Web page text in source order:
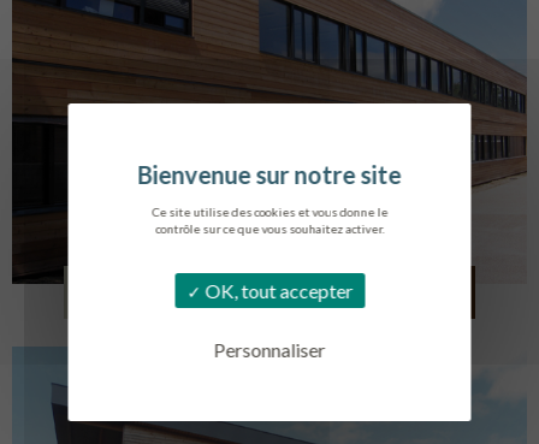
Ce site utilise des cookies et vous donne le
contrôle sur ce que vous souhaitez activer.
OK, tout accepter
Personnaliser
LYCÉE ALBERT SOREL